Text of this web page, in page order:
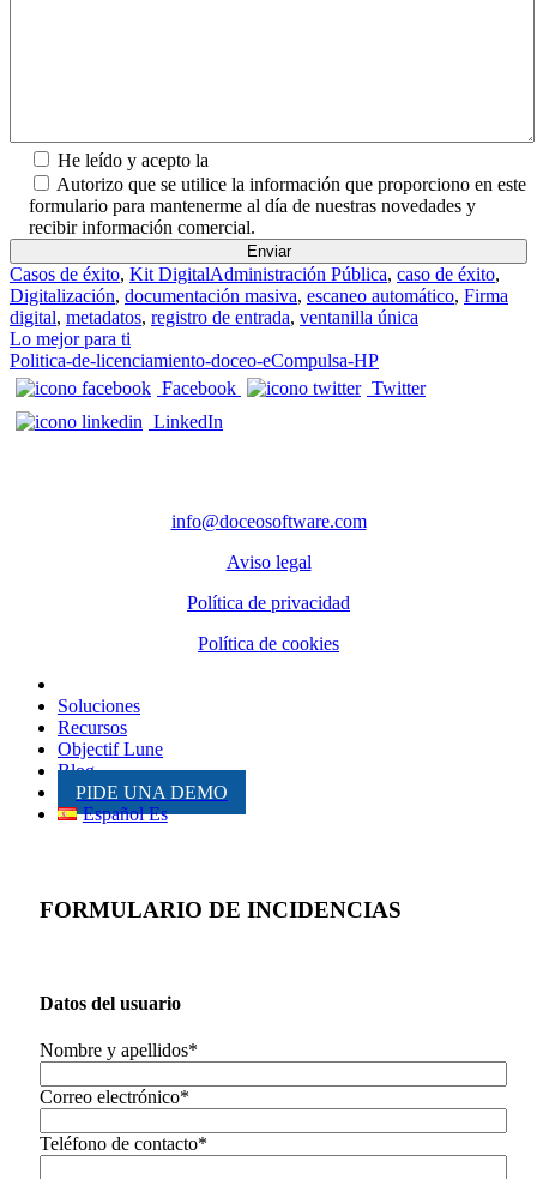
He leído y acepto la
Autorizo que se utilice la información que proporciono en este
formulario para mantenerme al día de nuestras novedades y
recibir información comercial.
Casos de éxito, Kit DigitalAdministración Pública, caso de éxito,
Digitalización, documentación masiva, escaneo automático, Firma
digital, metadatos, registro de entrada, ventanilla única
Navegación de entradas
Lo mejor para ti
Politica-de-licenciamiento-doceo-eCompulsa-HP
Facebook
Twitter
LinkedIn
info@doceosoftware.com
Aviso legal
Política de privacidad
Política de cookies
Soluciones
Recursos
Objectif Lune
Blog
PIDE UNA DEMO
Español Es
FORMULARIO DE INCIDENCIAS
Datos del usuario
Nombre y apellidos*
Correo electrónico*
Teléfono de contacto*